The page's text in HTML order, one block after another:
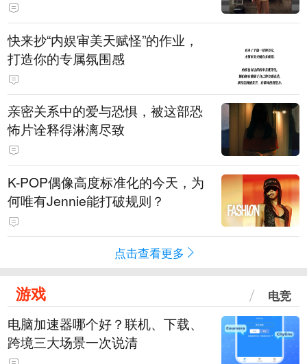
快来抄“内娱审美天赋怪”的作业，
打造你的专属氛围感
亲密关系中的爱与恐惧，被这部恐
怖片诠释得淋漓尽致
K-POP偶像高度标准化的今天，为
何唯有Jennie能打破规则？
点击查看更多
游戏 电竞
电脑加速器哪个好？联机、下载、
跨境三大场景一次说清